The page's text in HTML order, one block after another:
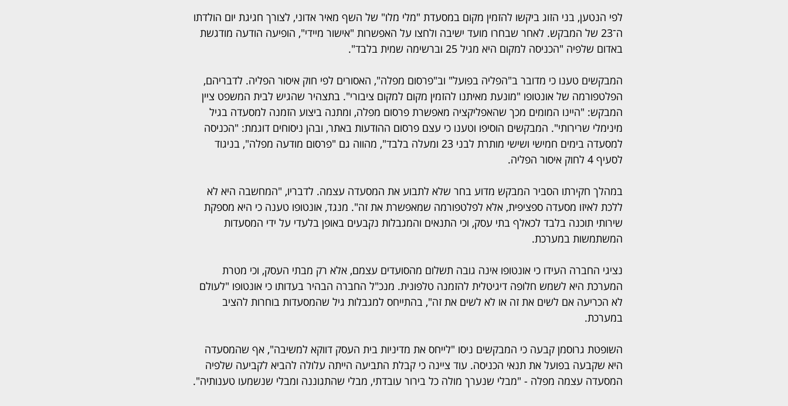
לפי הנטען, בני הזוג ביקשו להזמין מקום במסעדת "מלי מלו" של השף מאיר אדוני, לצורך חגיגת יום הולדתו
ה־23 של המבקש. לאחר שבחרו מועד ישיבה ולחצו על האפשרות "אישור מיידי", הופיעה הודעה מודגשת
באדום שלפיה "הכניסה למקום היא מגיל 25 וברשימה שמית בלבד".
המבקשים טענו כי מדובר ב"הפליה בפועל" וב"פרסום מפלה", האסורים לפי חוק איסור הפליה. לדבריהם,
הפלטפורמה של אונטופו "מונעת מאיתנו להזמין מקום למקום ציבורי". בתצהיר שהגיש לבית המשפט ציין
המבקש: "היינו המומים מכך שהאפליקציה מאפשרת פרסום מפלה, ומתנה ביצוע הזמנה למסעדה בגיל
מינימלי שרירותי". המבקשים הוסיפו וטענו כי עצם פרסום ההודעות באתר, ובהן ניסוחים דוגמת: "הכניסה
למסעדה בימים חמישי ושישי מותרת לבני 23 ומעלה בלבד", מהווה גם "פרסום מודעה מפלה", בניגוד
לסעיף 4 לחוק איסור הפליה.
במהלך חקירתו הסביר המבקש מדוע בחר שלא לתבוע את המסעדה עצמה. לדבריו, "המחשבה היא לא
ללכת לאיזו מסעדה ספציפית, אלא לפלטפורמה שמאפשרת את זה". מנגד, אונטופו טענה כי היא מספקת
שירותי תוכנה בלבד לכאלף בתי עסק, וכי התנאים והמגבלות נקבעים באופן בלעדי על ידי המסעדות
המשתמשות במערכת.
נציגי החברה העידו כי אונטופו אינה גובה תשלום מהסועדים עצמם, אלא רק מבתי העסק, וכי מטרת
המערכת היא לשמש חלופה דיגיטלית להזמנה טלפונית. מנכ"ל החברה הבהיר בעדותו כי אונטופו "לעולם
לא הכריעה אם לשים את זה או לא לשים את זה", בהתייחס למגבלות גיל שהמסעדות בוחרות להציב
במערכת.
השופטת גרוסמן קבעה כי המבקשים ניסו "לייחס את מדיניות בית העסק דווקא למשיבה", אף שהמסעדה
היא שקבעה בפועל את תנאי הכניסה. עוד ציינה כי קבלת התביעה הייתה עלולה להביא לקביעה שלפיה
המסעדה עצמה מפלה - "מבלי שנערך מולה כל בירור עובדתי, מבלי שהתגוננה ומבלי שנשמעו טענותיה".